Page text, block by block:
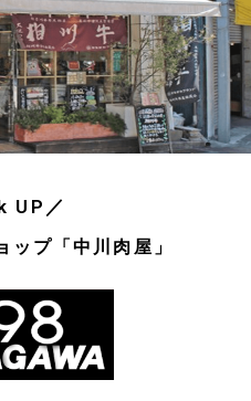
UP／
ップ「中川肉屋」